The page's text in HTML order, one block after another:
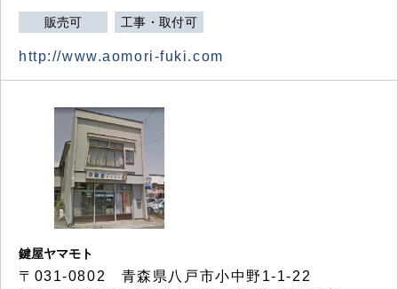
販売可 工事・取付可
http://www.aomori-fuki.com
鍵屋ヤマモト
〒031-0802 青森県八戸市小中野1-1-22